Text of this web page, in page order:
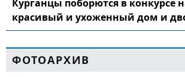
Курганцы поборются в конкурсе
красивый и ухоженный дом и
ФОТОАРХИВ